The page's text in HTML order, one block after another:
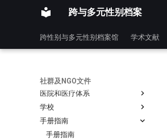
跨与多元性别档案
跨性别与多元性别档案馆 学术文献
社群及NGO文件
其他组织文件
医院和医疗体系
学校
手册指南
手册指南